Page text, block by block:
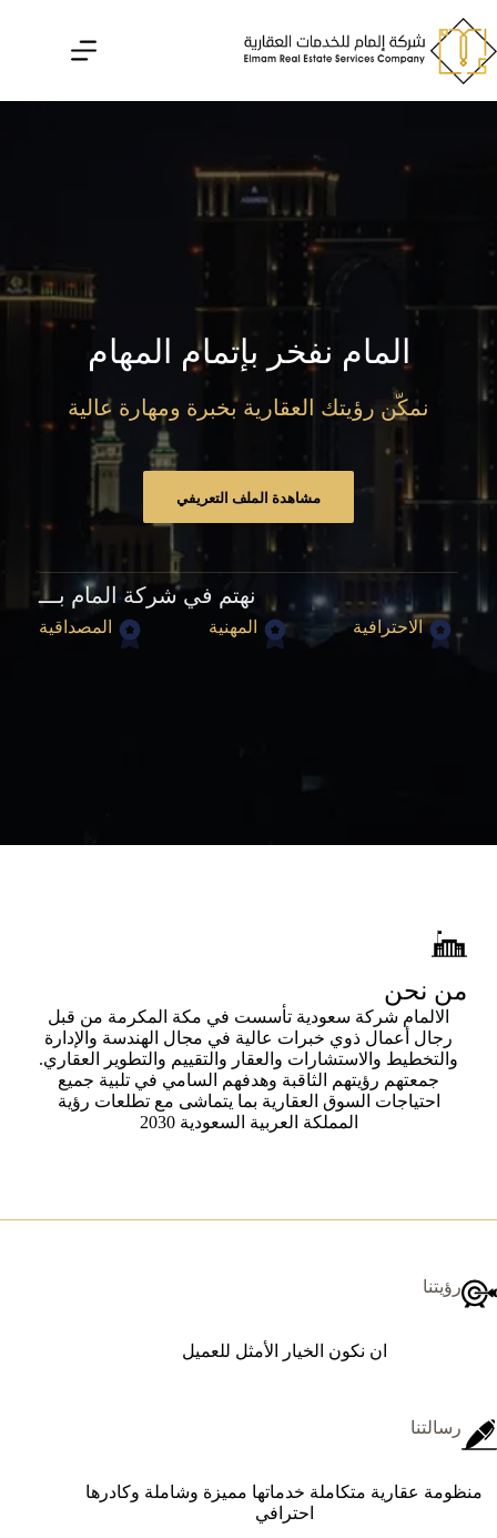
إلى
المحتوى
المام نفخر بإتمام المهام
نمكّن رؤيتك العقارية بخبرة ومهارة عالية
مشاهدة الملف التعريفي
نهتم في شركة المام بـــ
الاحترافية المهنية المصداقية
من نحن
الالمام شركة سعودية تأسست في مكة المكرمة من قبل
رجال أعمال ذوي خبرات عالية في مجال الهندسة والإدارة
والتخطيط والاستشارات والعقار والتقييم والتطوير العقاري.
جمعتهم رؤيتهم الثاقبة وهدفهم السامي في تلبية جميع
احتياجات السوق العقارية بما يتماشى مع تطلعات رؤية
المملكة العربية السعودية 2030
رؤيتنا
ان نكون الخيار الأمثل للعميل
رسالتنا
منظومة عقارية متكاملة خدماتها مميزة وشاملة وكادرها
احترافي